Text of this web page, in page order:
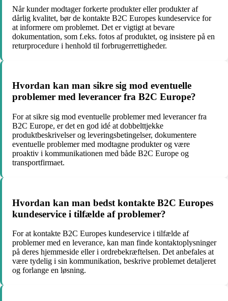
Når kunder modtager forkerte produkter eller produkter af
dårlig kvalitet, bør de kontakte B2C Europes kundeservice for
at informere om problemet. Det er vigtigt at bevare
dokumentation, som f.eks. fotos af produktet, og insistere på en
returprocedure i henhold til forbrugerrettigheder.
Hvordan kan man sikre sig mod eventuelle
problemer med leverancer fra B2C Europe?
For at sikre sig mod eventuelle problemer med leverancer fra
B2C Europe, er det en god idé at dobbelttjekke
produktbeskrivelser og leveringsbetingelser, dokumentere
eventuelle problemer med modtagne produkter og være
proaktiv i kommunikationen med både B2C Europe og
transportfirmaet.
Hvordan kan man bedst kontakte B2C Europes
kundeservice i tilfælde af problemer?
For at kontakte B2C Europes kundeservice i tilfælde af
problemer med en leverance, kan man finde kontaktoplysninger
på deres hjemmeside eller i ordrebekræftelsen. Det anbefales at
være tydelig i sin kommunikation, beskrive problemet detaljeret
og forlange en løsning.